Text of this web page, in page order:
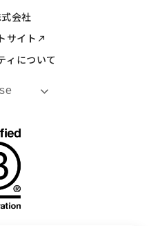
会社
サイト
ィについて